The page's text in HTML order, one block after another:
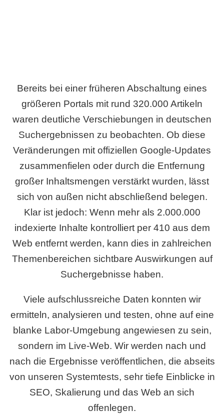
Bereits bei einer früheren Abschaltung eines
größeren Portals mit rund 320.000 Artikeln
waren deutliche Verschiebungen in deutschen
Suchergebnissen zu beobachten. Ob diese
Veränderungen mit offiziellen Google-Updates
zusammenfielen oder durch die Entfernung
großer Inhaltsmengen verstärkt wurden, lässt
sich von außen nicht abschließend belegen.
Klar ist jedoch: Wenn mehr als 2.000.000
indexierte Inhalte kontrolliert per 410 aus dem
Web entfernt werden, kann dies in zahlreichen
Themenbereichen sichtbare Auswirkungen auf
Suchergebnisse haben.
Viele aufschlussreiche Daten konnten wir
ermitteln, analysieren und testen, ohne auf eine
blanke Labor-Umgebung angewiesen zu sein,
sondern im Live-Web. Wir werden nach und
nach die Ergebnisse veröffentlichen, die abseits
von unseren Systemtests, sehr tiefe Einblicke in
SEO, Skalierung und das Web an sich
offenlegen.